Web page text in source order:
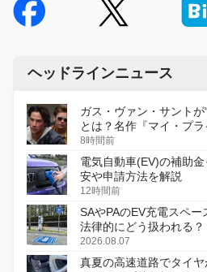
ヘッドラインニュース
ガス・ヴァン・サント
とは？名作『マイ・プ
初のデジタルリマスター
8時間前
電気自動車(EV)の補助
安や申請方法を解説
12時間前
SAやPAのEV充電スペー
法律的にどう扱われる？
2026.08.07
真夏の高速道路でタイ